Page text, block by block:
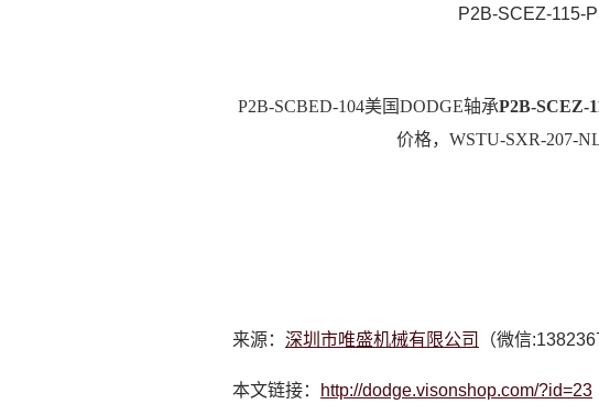
P2B-SCEZ-115-
P2B-SCBED-104美国DODGE轴承P2B-SCEZ-
价格，WSTU-SXR-207-
来源： 深圳市唯盛机械有限公司 （微信
本文链接： http://dodge.visonshop.com/?id=23